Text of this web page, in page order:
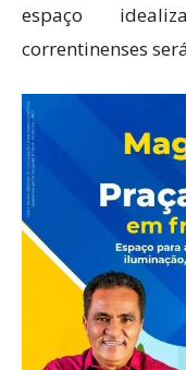
espaço
correntinenses